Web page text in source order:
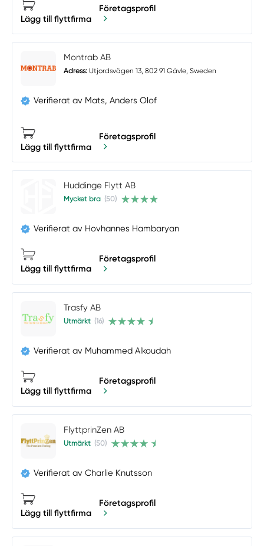
Lägg till flyttfirma
Företagsprofil
Montrab AB
Adress: Utjordsvägen 13, 802 91 Gävle, Sweden
Verifierat av Mats, Anders Olof
Lägg till flyttfirma
Företagsprofil
Huddinge Flytt AB
Mycket bra (50)
Verifierat av Hovhannes Hambaryan
Lägg till flyttfirma
Företagsprofil
Trasfy AB
Utmärkt (16)
Verifierat av Muhammed Alkoudah
Lägg till flyttfirma
Företagsprofil
FlyttprinZen AB
Utmärkt (50)
Verifierat av Charlie Knutsson
Lägg till flyttfirma
Företagsprofil